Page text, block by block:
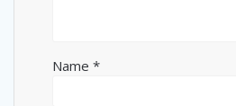
Name *